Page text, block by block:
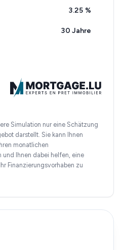
3.25 %
30 Jahre
Simulation nur eine Schätzung
darstellt. Sie kann Ihnen
monatlichen
Ihnen dabei helfen, eine
Finanzierungsvorhaben zu